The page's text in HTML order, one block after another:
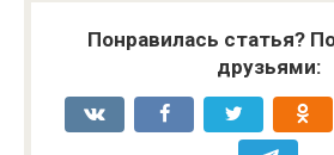
Понравилась статья?
друзьями: